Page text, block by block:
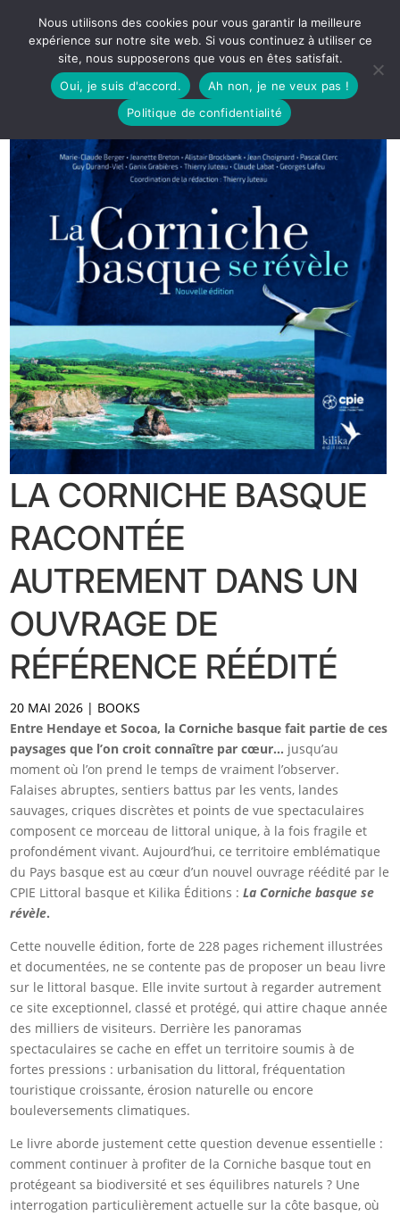
LA CORNICHE BASQUE
RACONTÉE
AUTREMENT DANS UN
OUVRAGE DE
RÉFÉRENCE RÉÉDITÉ
20 MAI 2026 | BOOKS
Entre Hendaye et Socoa, la Corniche basque fait partie de ces
paysages que l’on croit connaître par cœur… jusqu’au
moment où l’on prend le temps de vraiment l’observer.
Falaises abruptes, sentiers battus par les vents, landes
sauvages, criques discrètes et points de vue spectaculaires
composent ce morceau de littoral unique, à la fois fragile et
profondément vivant. Aujourd’hui, ce territoire emblématique
du Pays basque est au cœur d’un nouvel ouvrage réédité par le
CPIE Littoral basque et Kilika Éditions :La Corniche basque se
révèle.
Cette nouvelle édition, forte de 228 pages richement illustrées
et documentées, ne se contente pas de proposer un beau livre
sur le littoral basque. Elle invite surtout à regarder autrement
ce site exceptionnel, classé et protégé, qui attire chaque année
des milliers de visiteurs. Derrière les panoramas
spectaculaires se cache en effet un territoire soumis à de
fortes pressions : urbanisation du littoral, fréquentation
touristique croissante, érosion naturelle ou encore
bouleversements climatiques.
Le livre aborde justement cette question devenue essentielle :
comment continuer à profiter de la Corniche basque tout en
protégeant sa biodiversité et ses équilibres naturels ? Une
interrogation particulièrement actuelle sur la côte basque, où
Nous utilisons des cookies pour vous garantir la meilleure
expérience sur notre site web. Si vous continuez à utiliser ce
site, nous supposerons que vous en êtes satisfait.
Oui, je suis d'accord.
Ah non, je ne veux pas !
Politique de confidentialité